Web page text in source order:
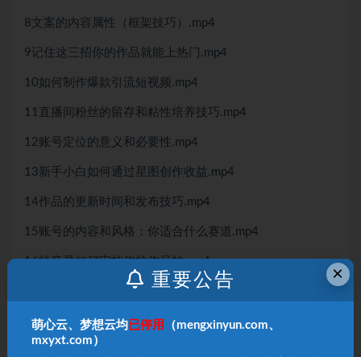
8文案的内容属性（框架技巧）.mp4
9记住这三招你的作品就能上热门.mp4
10如何制作爆款引流短视频.mp4
11直播间粉丝的留存和粘性培养技巧.mp4
12账号定位的意义和必要性.mp4
13新手小白如何通过星图创作收益.mp4
14作品的更新时间和发布技巧.mp4
15账号的内容和风格：你适合什么赛道.mp4
16抖音是如何审核你的作品的.mp4
17短视频爆款文案标题的创作技巧常见几种套路.mp4
18如何投放Dou可以短期涨到1000粉丝.mp4
×
重要公告
萌心云、梦想云均 已停用
（mengxinyun.com、
mxyxt.com）